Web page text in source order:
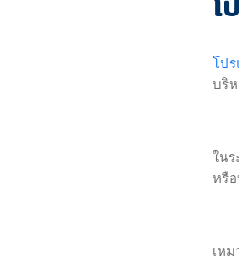
โป
บริ
ใน
หรื
เห